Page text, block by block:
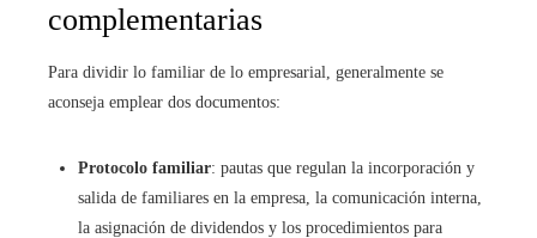
complementarias
Para dividir lo familiar de lo empresarial, generalmente se
aconseja emplear dos documentos:
Protocolo familiar: pautas que regulan la incorporación y
salida de familiares en la empresa, la comunicación interna,
la asignación de dividendos y los procedimientos para